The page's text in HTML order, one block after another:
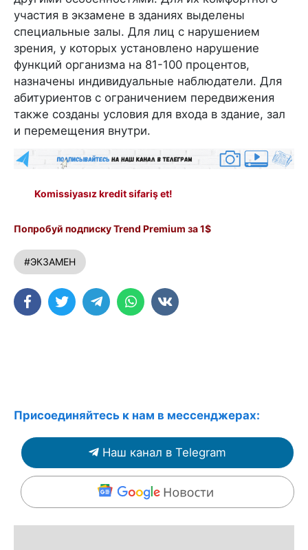
участия в экзамене в зданиях выделены
специальные залы. Для лиц с нарушением
зрения, у которых установлено нарушение
функций организма на 81-100 процентов,
назначены индивидуальные наблюдатели. Для
абитуриентов с ограничением передвижения
также созданы условия для входа в здание, зал
и перемещения внутри.
Komissiyasız kredit sifariş et!
Попробуй подписку Trend Premium за 1$
#ЭКЗАМЕН
Присоединяйтесь к нам в мессенджерах:
Наш канал в Telegram